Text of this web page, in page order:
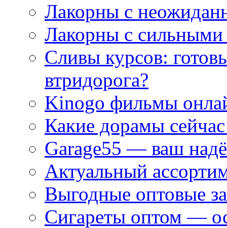
Лакорны с
Лакорны с сильными
Сливы курсов:
втридорога?
Kinogo фильмы
Какие дорамы
Garage55 — ваш
Актуальный
Выгодные оптовые
Сигареты оптом —